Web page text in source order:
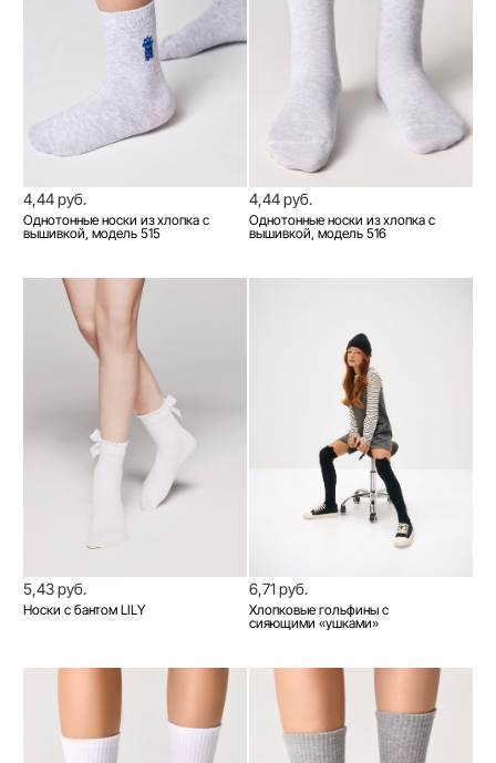
4,44 руб.
Однотонные носки из хлопка с
вышивкой, модель 515
4,44 руб.
Однотонные носки из хлопка с
вышивкой, модель 516
5,43 руб.
Носки с бантом LILY
6,71 руб.
Хлопковые гольфины с
сияющими «ушками»